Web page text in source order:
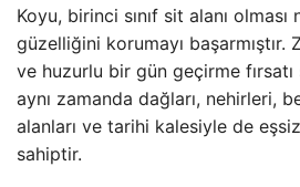
Koyu, birinci sınıf sit alanı
güzelliğini korumayı
ve huzurlu bir gün geçirme
aynı zamanda dağları, nehirleri,
alanları ve tarihi kalesiyle de
sahiptir.